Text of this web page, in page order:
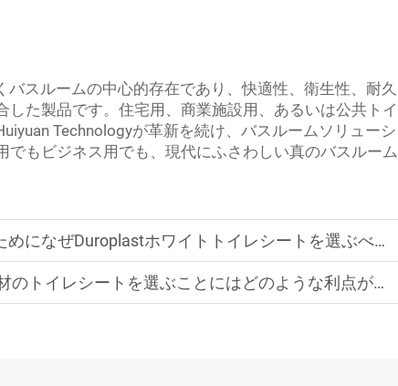
スルームの中心的存在であり、快適性、衛生性、耐久
た製品です。住宅用、商業施設用、あるいは公共トイ
Technologyが革新を続け、バスルームソリューシ
でもビジネス用でも、現代にふさわしい真のバスルーム
なぜDuroplastホワイトトイレシートを選ぶべきですか？
レシートを選ぶことにはどのような利点がありますか？